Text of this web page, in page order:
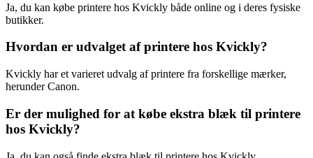
Ja, du kan købe printere hos Kvickly både online og i deres fysiske
butikker.
Hvordan er udvalget af printere hos Kvickly?
Kvickly har et varieret udvalg af printere fra forskellige mærker,
herunder Canon.
Er der mulighed for at købe ekstra blæk til printere
hos Kvickly?